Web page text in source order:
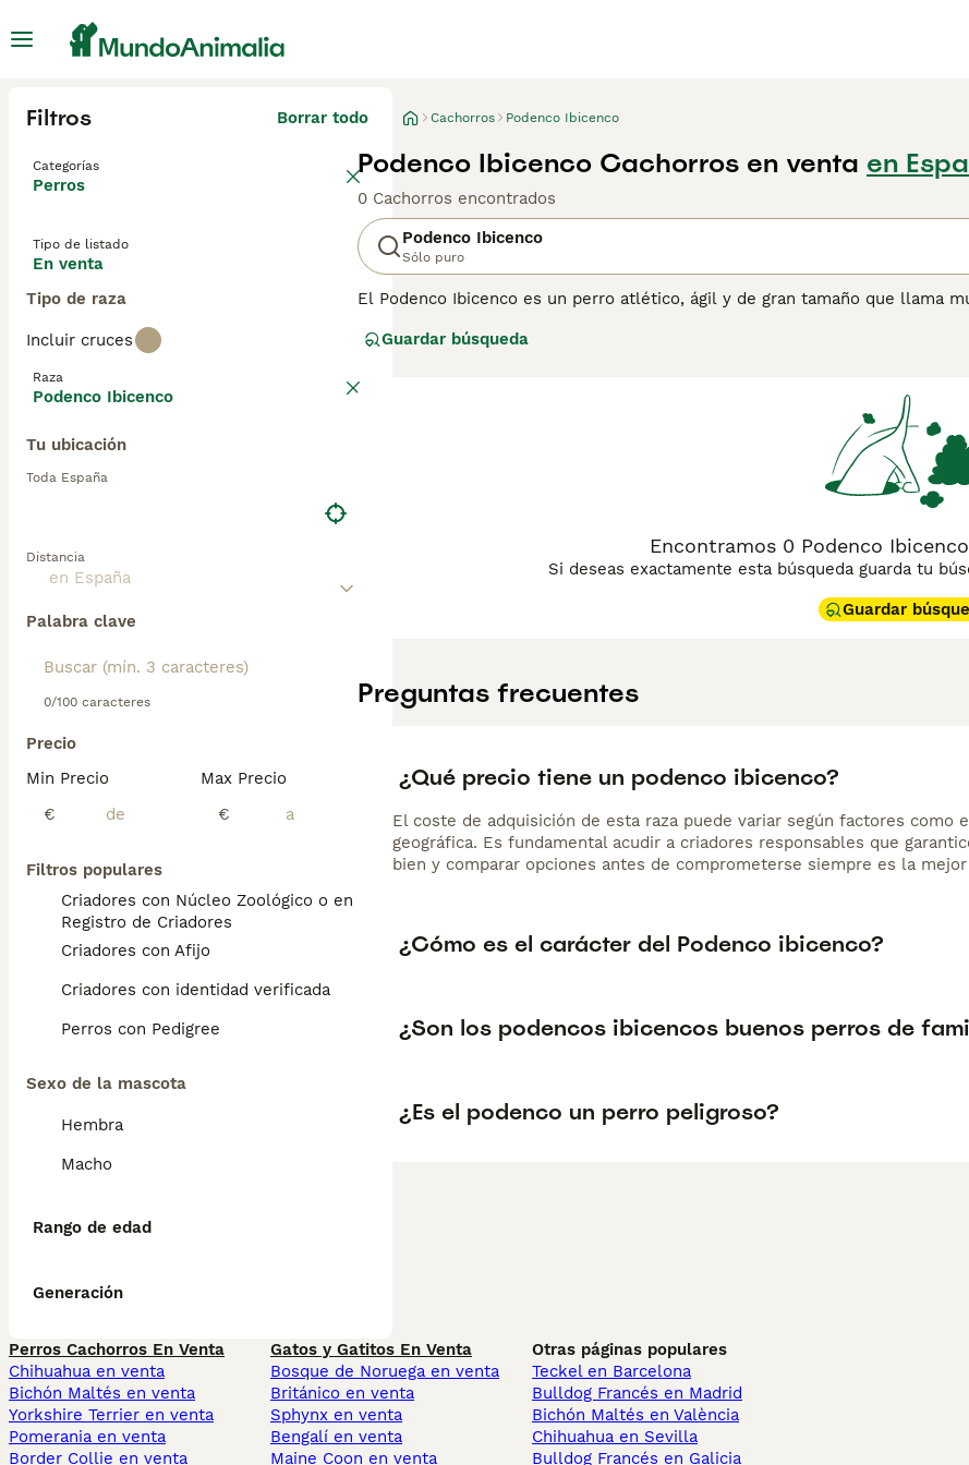
Filtros Borrar todo
Categorías
Perros
Tipo de listado
En venta
Tipo de raza
Incluir cruces
Raza
Podenco Ibicenco
Tu ubicación
Toda España
Distancia
Palabra clave
0/100 caracteres
Precio
Min Precio
€
Max Precio
€
Filtros populares
Criadores con Núcleo Zoológico o en el
Registro de Criadores
Criadores con Afijo
Criadores con identidad verificada
Perros con Pedigree
Sexo de la mascota
Hembra
Macho
Rango de edad
Generación
Cachorros Podenco Ibicenco
Podenco Ibicenco Cachorros en venta en
0 Cachorros encontrados
Podenco Ibicenco
Sólo puro
El Podenco Ibicenco es un perro atlético, ágil y de gran tamaño que llama
cachorros de Podenco Ibicenco se registran en el Kennel Club cada año,
Lee nuestra
Guardar búsqueda
Encontramos 0 Podenco
Si deseas exactamente esta búsqueda guarda tu
Guardar
Preguntas frecuentes
¿Qué precio tiene un podenco ibicenco?
El coste de adquisición de esta raza puede variar según factores como
geográfica. Es fundamental acudir a criadores responsables que
bien y comparar opciones antes de comprometerse siempre es la
¿Cómo es el carácter del Podenco ibicenco?
¿Son los podencos ibicencos buenos perros de
¿Es el podenco un perro peligroso?
Perros Cachorros En Venta
Chihuahua en venta
Bichón Maltés en venta
Yorkshire Terrier en venta
Pomerania en venta
Border Collie en venta
Gatos y Gatitos En Venta
Bosque de Noruega en venta
Británico en venta
Sphynx en venta
Bengalí en venta
Maine Coon en venta
Otras páginas populares
Teckel en Barcelona
Bulldog Francés en Madrid
Bichón Maltés en València
Chihuahua en Sevilla
Bulldog Francés en Galicia